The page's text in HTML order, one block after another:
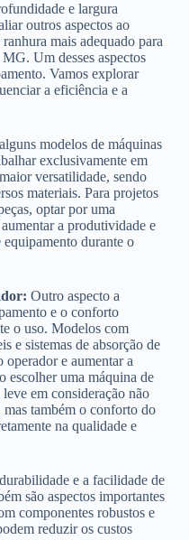
e largura
outros aspectos ao
mais adequado para
Um desses aspectos
Vamos explorar
a eficiência e a
modelos de máquinas
exclusivamente em
versatilidade, sendo
materiais. Para projetos
optar por uma
a produtividade e
equipamento durante o
Outro aspecto a
e o conforto
o uso. Modelos com
e sistemas de absorção de
e aumentar a
escolher uma máquina de
em consideração não
mas também o conforto do
na qualidade e
e a facilidade de
são aspectos importantes
componentes robustos e
reduzir os custos